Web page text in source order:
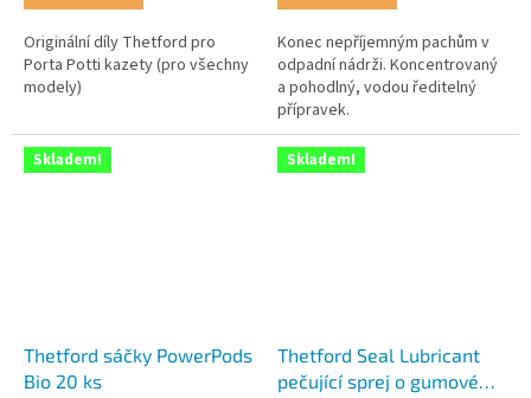
Originální díly Thetford pro
Porta Potti kazety (pro všechny
modely)
Konec nepříjemným pachům v
odpadní nádrži. Koncentrovaný
a pohodlný, vodou ředitelný
přípravek.
Skladem!
Thetford sáčky PowerPods
Bio 20 ks
Skladem!
Thetford Seal Lubricant
pečující sprej o gumové